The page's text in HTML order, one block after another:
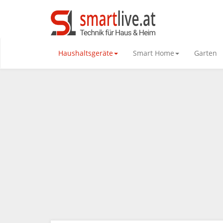
Haushaltsgeräte Smart Home Garten